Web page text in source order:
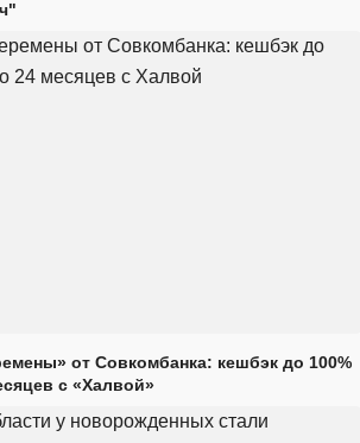
от Совкомбанка: кешбэк до 100%
с «Халвой»